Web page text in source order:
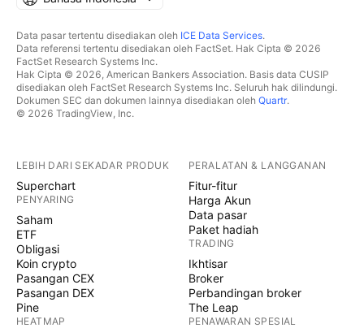
Data pasar tertentu disediakan oleh ICE Data Services.
Data referensi tertentu disediakan oleh FactSet. Hak Cipta © 2026
FactSet Research Systems Inc.
Hak Cipta © 2026, American Bankers Association. Basis data CUSIP
disediakan oleh FactSet Research Systems Inc. Seluruh hak dilindungi.
Dokumen SEC dan dokumen lainnya disediakan oleh Quartr.
© 2026 TradingView, Inc.
LEBIH DARI SEKADAR PRODUK
Superchart
PENYARING
Saham
ETF
Obligasi
Koin crypto
Pasangan CEX
Pasangan DEX
Pine
HEATMAP
PERALATAN & LANGGANAN
Fitur-fitur
Harga Akun
Data pasar
Paket hadiah
TRADING
Ikhtisar
Broker
Perbandingan broker
The Leap
PENAWARAN SPESIAL